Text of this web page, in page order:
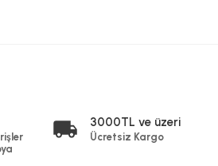
3000TL ve üzeri
Ücretsiz Kargo